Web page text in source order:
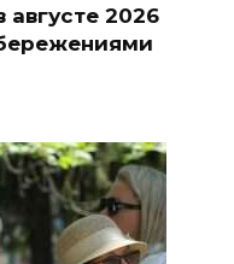
2026